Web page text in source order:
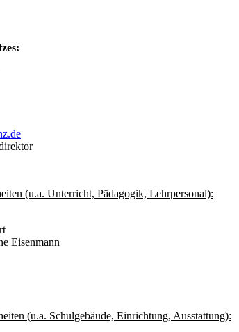
(u.a. Unterricht, Pädagogik, Lehrpersonal):
Eisenmann
(u.a. Schulgebäude, Einrichtung, Ausstattung):